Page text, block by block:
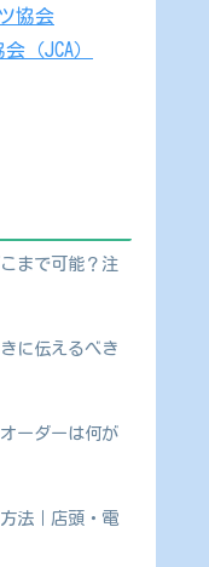
協会
（JCA）
まで可能？注
に伝えるべき
ーダーは何が
法｜店頭・電